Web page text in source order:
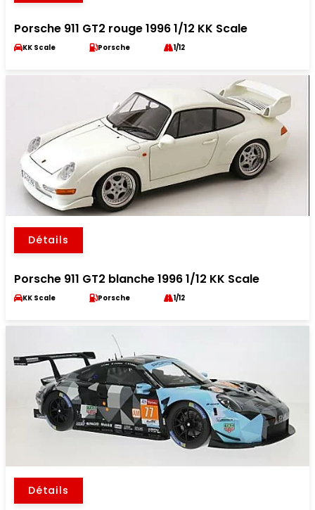
Porsche 911 GT2 rouge 1996 1/12 KK Scale
KK Scale Porsche 1/12
Détails
Porsche 911 GT2 blanche 1996 1/12 KK Scale
KK Scale Porsche 1/12
Détails